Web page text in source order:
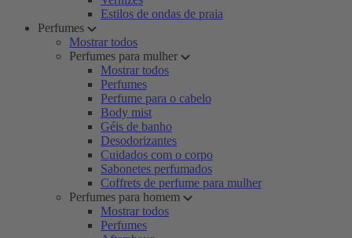
Estilos de ondas de praia
Perfumes
Mostrar todos
Perfumes para mulher
Mostrar todos
Perfumes
Perfume para o cabelo
Body mist
Géis de banho
Desodorizantes
Cuidados com o corpo
Sabonetes perfumados
Coffrets de perfume para mulher
Perfumes para homem
Mostrar todos
Perfumes